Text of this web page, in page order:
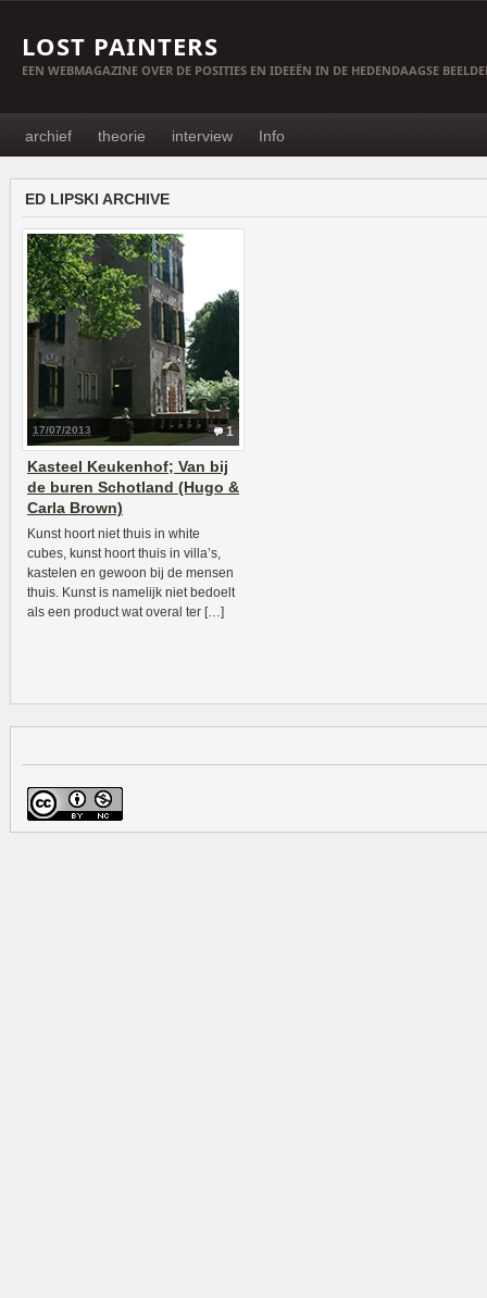
LOST PAINTERS
EEN WEBMAGAZINE OVER DE POSITIES EN IDEEËN IN DE HEDENDAAGSE
archief theorie interview Info
ED LIPSKI ARCHIVE
1
17/07/2013
Kasteel Keukenhof; Van bij
de buren Schotland (Hugo &
Carla Brown)
Kunst hoort niet thuis in white
cubes, kunst hoort thuis in villa’s,
kastelen en gewoon bij de mensen
thuis. Kunst is namelijk niet bedoelt
als een product wat overal ter […]